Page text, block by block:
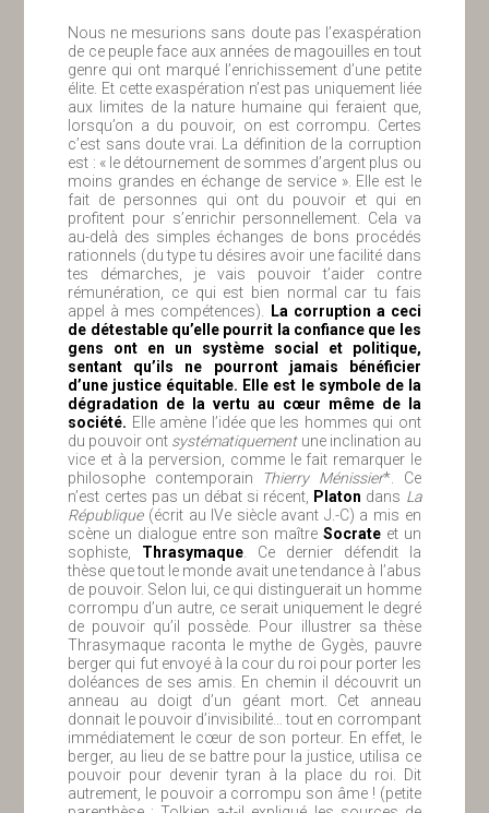
Nous ne mesurions sans doute pas l’exaspération
de ce peuple face aux années de magouilles en tout
genre qui ont marqué l’enrichissement d’une petite
élite. Et cette exaspération n’est pas uniquement liée
aux limites de la nature humaine qui feraient que,
lorsqu’on a du pouvoir, on est corrompu. Certes
c’est sans doute vrai. La définition de la corruption
est : « le détournement de sommes d’argent plus ou
moins grandes en échange de service ». Elle est le
fait de personnes qui ont du pouvoir et qui en
profitent pour s’enrichir personnellement. Cela va
au-delà des simples échanges de bons procédés
rationnels (du type tu désires avoir une facilité dans
tes démarches, je vais pouvoir t’aider contre
rémunération, ce qui est bien normal car tu fais
appel à mes compétences).
La corruption a ceci
de détestable qu’elle pourrit la confiance que les
gens ont en un système social et politique,
sentant qu’ils ne pourront jamais bénéficier
d’une justice équitable. Elle est le symbole de la
dégradation de la vertu au cœur même de la
société. Elle amène l’idée que les hommes qui ont
du pouvoir ont systématiquementune inclination au
vice et à la perversion, comme le fait remarquer le
philosophe contemporain Thierry Ménissier*. Ce
n’est certes pas un débat si récent,
Platon dans La
République(écrit au IVe siècle avant J.-C) a mis en
scène un dialogue entre son maître Socrateet un
sophiste, Thrasymaque . Ce dernier défendit la
thèse que tout le monde avait une tendance à l’abus
de pouvoir. Selon lui, ce qui distinguerait un homme
corrompu d’un autre, ce serait uniquement le degré
de pouvoir qu’il possède. Pour illustrer sa thèse
Thrasymaque raconta le mythe de Gygès, pauvre
berger qui fut envoyé à la cour du roi pour porter les
doléances de ses amis. En chemin il découvrit un
anneau au doigt d’un géant mort. Cet anneau
donnait le pouvoir d’invisibilité… tout en corrompant
immédiatement le cœur de son porteur. En effet, le
berger, au lieu de se battre pour la justice, utilisa ce
pouvoir pour devenir tyran à la place du roi. Dit
autrement, le pouvoir a corrompu son âme ! (petite